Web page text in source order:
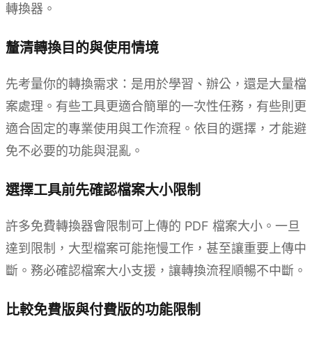
轉換器。
釐清轉換目的與使用情境
先考量你的轉換需求：是用於學習、辦公，還是大量檔
案處理。有些工具更適合簡單的一次性任務，有些則更
適合固定的專業使用與工作流程。依目的選擇，才能避
免不必要的功能與混亂。
選擇工具前先確認檔案大小限制
許多免費轉換器會限制可上傳的 PDF 檔案大小。一旦
達到限制，大型檔案可能拖慢工作，甚至讓重要上傳中
斷。務必確認檔案大小支援，讓轉換流程順暢不中斷。
比較免費版與付費版的功能限制